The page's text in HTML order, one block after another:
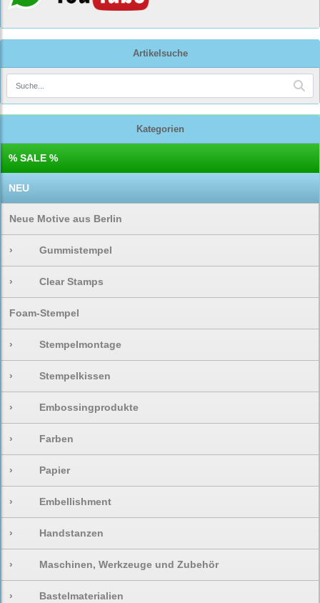
Artikelsuche
Kategorien
% SALE %
NEU
Neue Motive aus Berlin
› Gummistempel
› Clear Stamps
Foam-Stempel
› Stempelmontage
› Stempelkissen
› Embossingprodukte
› Farben
› Papier
› Embellishment
› Handstanzen
› Maschinen, Werkzeuge und Zubehör
› Bastelmaterialien